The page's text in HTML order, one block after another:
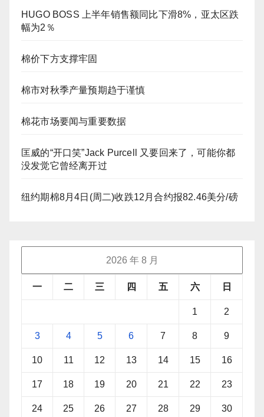
HUGO BOSS 上半年销售额同比下滑8%，亚太区跌
幅为2％
棉价下方支撑牢固
棉市对秋季产量预期趋于谨慎
棉花市场要闻与重要数据
匡威的“开口笑”Jack Purcell 又要回来了，可能你都
没发觉它曾经离开过
纽约期棉8月4日(周二)收跌12月合约报82.46美分/磅
2026 年 8 月
一 二 三 四 五 六 日
1 2
3 4 5 6 7 8 9
10 11 12 13 14 15 16
17 18 19 20 21 22 23
24 25 26 27 28 29 30